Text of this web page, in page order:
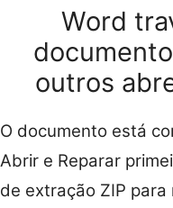
Word
outros
O documento está
Abrir e Reparar
de extração ZIP